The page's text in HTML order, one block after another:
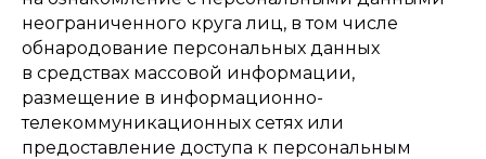
неограниченного круга лиц, в том числе
обнародование персональных данных
в средствах массовой информации,
размещение в информационно-
телекоммуникационных сетях или
предоставление доступа к персональным